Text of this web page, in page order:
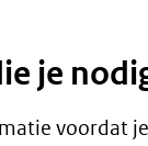
je
voordat